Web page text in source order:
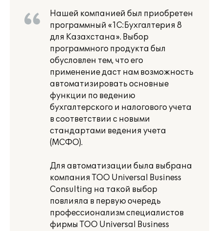
Нашей компанией был приобретен
программный «1С:Бухгалтерия 8
для Казахстана». Выбор
программного продукта был
обусловлен тем, что его
применение даст нам возможность
автоматизировать основные
функции по ведению
бухгалтерского и налогового учета
в соответствии с новыми
стандартами ведения учета
(МСФО).
Для автоматизации была выбрана
компания ТОО Universal Business
Consulting на такой выбор
повлияла в первую очередь
профессионализм специалистов
фирмы ТОО Universal Business